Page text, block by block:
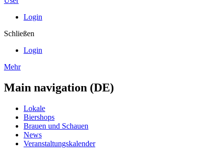
Login
Schließen
Login
Mehr
Main navigation (DE)
Lokale
Biershops
Brauen und Schauen
News
Veranstaltungskalender